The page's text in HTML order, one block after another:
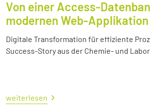
Von einer Access-
modernen Web-Applikation
Digitale Transformation für effiziente
Success-Story aus der Chemie- und
weiterlesen